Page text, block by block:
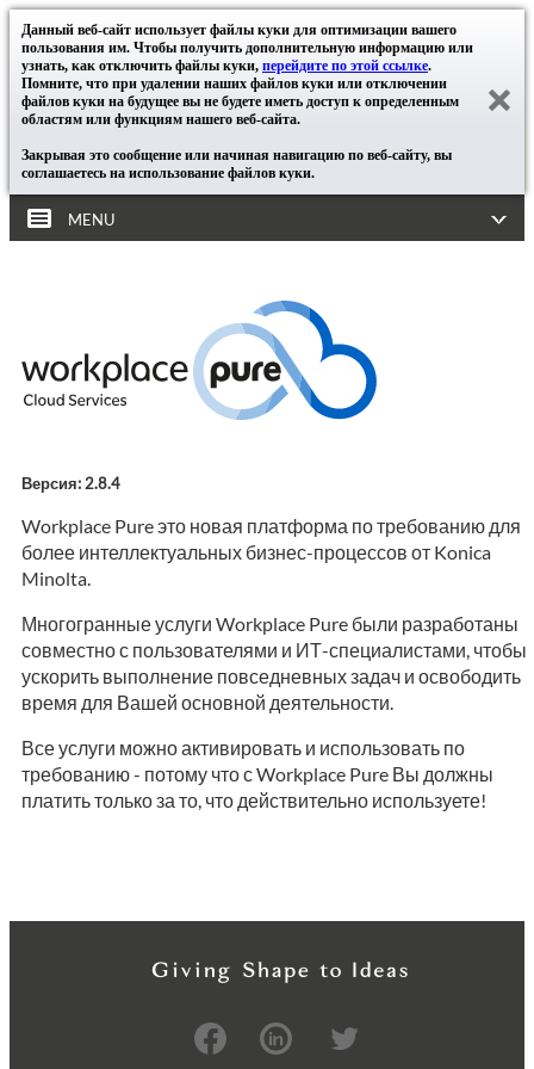
Данный веб-сайт использует файлы куки для оптимизации вашего
пользования им. Чтобы получить дополнительную информацию или
узнать, как отключить файлы куки, перейдите по этой ссылке.
Помните, что при удалении наших файлов куки или отключении
файлов куки на будущее вы не будете иметь доступ к определенным
областям или функциям нашего веб-сайта.
Закрывая это сообщение или начиная навигацию по веб-сайту, вы
соглашаетесь на использование файлов куки.
MENU
Версия: 2.8.4
Workplace Pure это новая платформа по требованию для
более интеллектуальных бизнес-процессов от Konica
Minolta.
Многогранные услуги Workplace Pure были разработаны
совместно с пользователями и ИТ-специалистами, чтобы
ускорить выполнение повседневных задач и освободить
время для Вашей основной деятельности.
Все услуги можно активировать и использовать по
требованию - потому что с Workplace Pure Вы должны
платить только за то, что действительно используете!